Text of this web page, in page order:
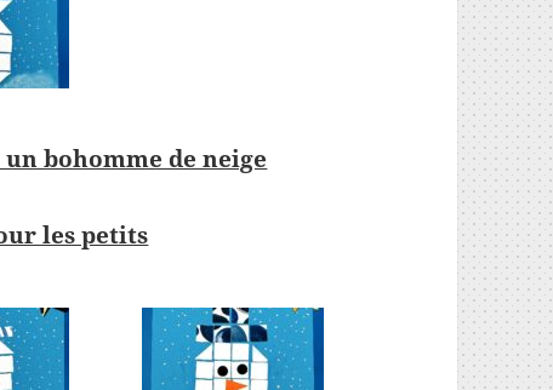
bohomme de neige
les petits